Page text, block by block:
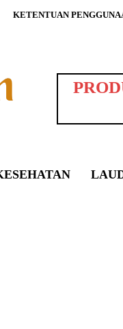
KETENTUAN